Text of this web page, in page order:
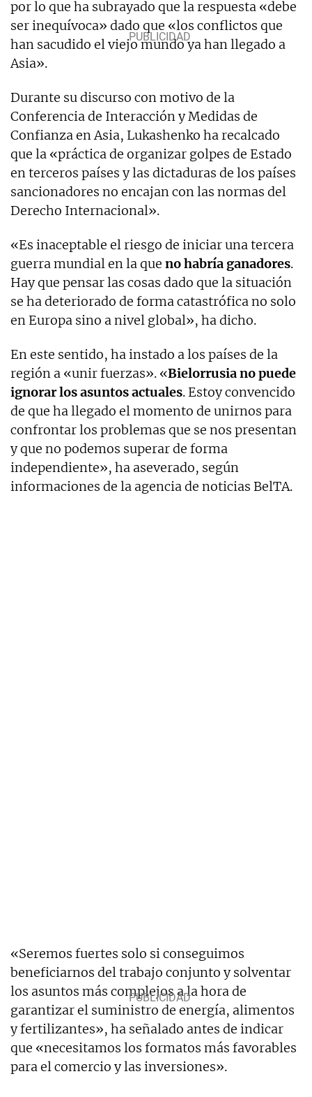
por lo que ha subrayado que la respuesta «debe
ser inequívoca» dado que «los conflictos que
han sacudido el viejo mundo ya han llegado a
Asia».
Durante su discurso con motivo de la
Conferencia de Interacción y Medidas de
Confianza en Asia, Lukashenko ha recalcado
que la «práctica de organizar golpes de Estado
en terceros países y las dictaduras de los países
sancionadores no encajan con las normas del
Derecho Internacional».
«Es inaceptable el riesgo de iniciar una tercera
guerra mundial en la que no habría ganadores.
Hay que pensar las cosas dado que la situación
se ha deteriorado de forma catastrófica no solo
en Europa sino a nivel global», ha dicho.
En este sentido, ha instado a los países de la
región a «unir fuerzas». «Bielorrusia no puede
ignorar los asuntos actuales. Estoy convencido
de que ha llegado el momento de unirnos para
confrontar los problemas que se nos presentan
y que no podemos superar de forma
independiente», ha aseverado, según
informaciones de la agencia de noticias BelTA.
«Seremos fuertes solo si conseguimos
beneficiarnos del trabajo conjunto y solventar
los asuntos más complejos a la hora de
garantizar el suministro de energía, alimentos
y fertilizantes», ha señalado antes de indicar
que «necesitamos los formatos más favorables
para el comercio y las inversiones».